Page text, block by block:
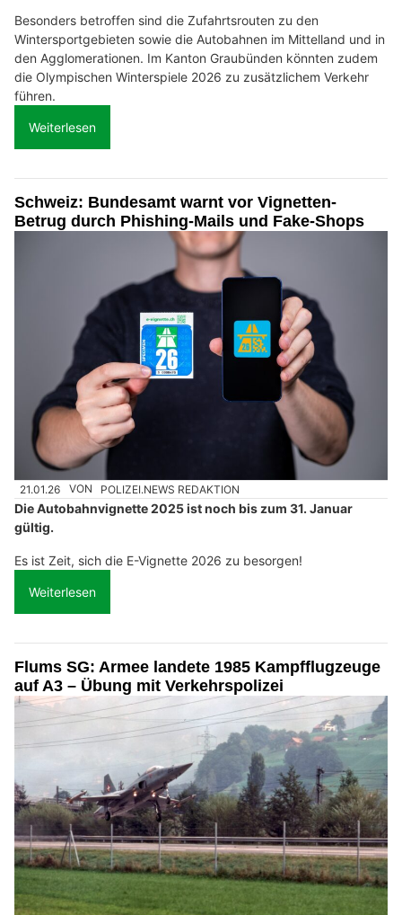
Besonders betroffen sind die Zufahrtsrouten zu den
Wintersportgebieten sowie die Autobahnen im Mittelland und in
den Agglomerationen. Im Kanton Graubünden könnten zudem
die Olympischen Winterspiele 2026 zu zusätzlichem Verkehr
führen.
Weiterlesen
Schweiz: Bundesamt warnt vor Vignetten-
Betrug durch Phishing-Mails und Fake-Shops
21.01.26 VON POLIZEI.NEWS REDAKTION
Die Autobahnvignette 2025 ist noch bis zum 31. Januar
gültig.
Es ist Zeit, sich die E-Vignette 2026 zu besorgen!
Weiterlesen
Flums SG: Armee landete 1985 Kampfflugzeuge
auf A3 – Übung mit Verkehrspolizei